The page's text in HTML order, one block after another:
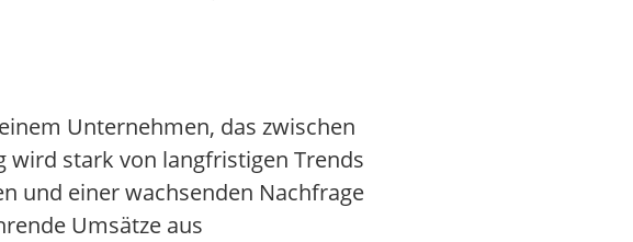
Unternehmen, das zwischen
stark von langfristigen Trends
und einer wachsenden Nachfrage
Umsätze aus